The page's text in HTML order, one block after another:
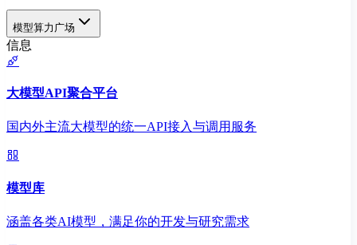
模型算力广场
信息
大模型API聚合平台
国内外主流大模型的统一API接入与调用服务
模型库
涵盖各类AI模型，满足你的开发与研究需求